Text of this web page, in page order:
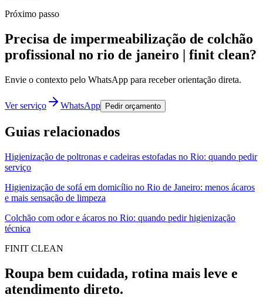
Próximo passo
Precisa de impermeabilização de colchão
profissional no rio de janeiro | finit clean?
Envie o contexto pelo WhatsApp para receber orientação direta.
Ver serviço WhatsApp Pedir orçamento
Guias relacionados
Higienização de poltronas e cadeiras estofadas no Rio: quando pedir
serviço
Higienização de sofá em domicílio no Rio de Janeiro: menos ácaros
e mais sensação de limpeza
Colchão com odor e ácaros no Rio: quando pedir higienização
técnica
FINIT CLEAN
Roupa bem cuidada, rotina mais leve e
atendimento direto.